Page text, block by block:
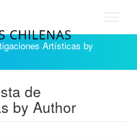
Artísticas by
de
by Author